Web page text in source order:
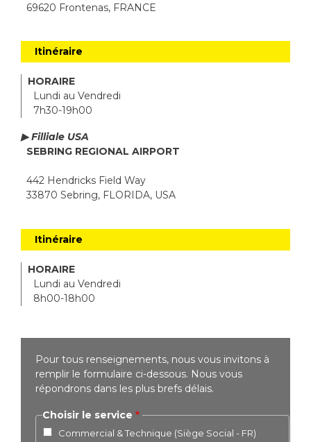
69620 Frontenas, FRANCE
Itinéraire
HORAIRE
Lundi au Vendredi
7h30-19h00
▶ Filliale USA
SEBRING REGIONAL AIRPORT
442 Hendricks Field Way
33870 Sebring, FLORIDA, USA
Itinéraire
HORAIRE
Lundi au Vendredi
8h00-18h00
Pour tous renseignements, nous vous invitons à
remplir le formulaire ci-dessous. Nous vous
répondrons dans les plus brefs délais.
Choisir le service
Commercial & Technique (Siège Social - FR)